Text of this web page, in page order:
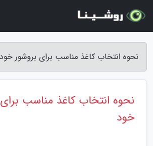
نحوه انتخاب کاغذ مناسب برای بروشور
نحوه انتخاب کاغذ مناسب
خود